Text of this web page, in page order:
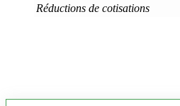
Réductions de cotisations